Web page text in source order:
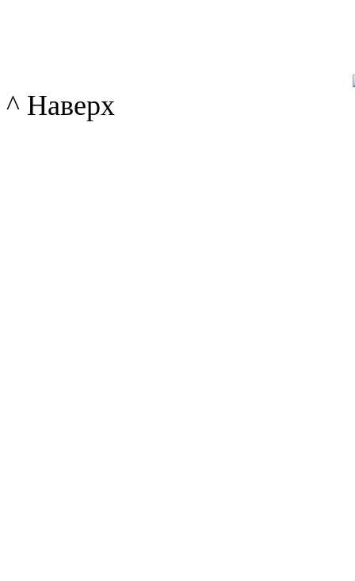
^ Наверх